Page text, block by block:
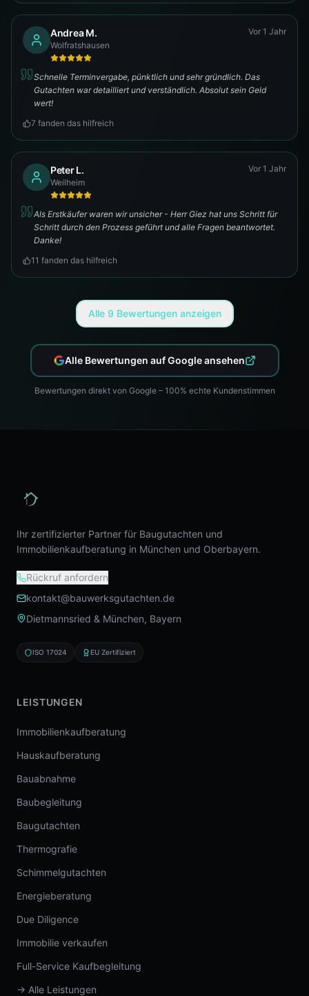
Andrea M.
Wolfratshausen
Vor 1 Jahr
Schnelle Terminvergabe, pünktlich und sehr gründlich. Das
Gutachten war detailliert und verständlich. Absolut sein Geld
wert!
7 fanden das hilfreich
Peter L.
Weilheim
Vor 1 Jahr
Als Erstkäufer waren wir unsicher - Herr Giez hat uns Schritt für
Schritt durch den Prozess geführt und alle Fragen beantwortet.
Danke!
11 fanden das hilfreich
Alle 9 Bewertungen anzeigen
Alle Bewertungen auf Google ansehen
Bewertungen direkt von Google – 100% echte Kundenstimmen
Ihr zertifizierter Partner für Baugutachten und
Immobilienkaufberatung in München und Oberbayern.
Rückruf anfordern
kontakt@bauwerksgutachten.de
Dietmannsried & München, Bayern
ISO 17024 EU Zertifiziert
LEISTUNGEN
Immobilienkaufberatung
Hauskaufberatung
Bauabnahme
Baubegleitung
Baugutachten
Thermografie
Schimmelgutachten
Energieberatung
Due Diligence
Immobilie verkaufen
Full-Service Kaufbegleitung
→ Alle Leistungen